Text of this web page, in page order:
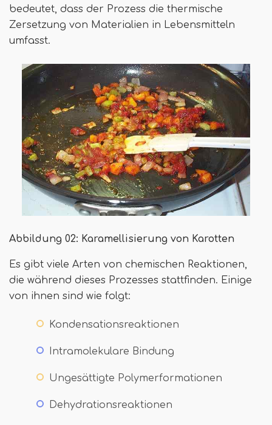
bedeutet, dass der Prozess die thermische
Zersetzung von Materialien in Lebensmitteln
umfasst.
Abbildung 02: Karamellisierung von Karotten
Es gibt viele Arten von chemischen Reaktionen,
die während dieses Prozesses stattfinden. Einige
von ihnen sind wie folgt:
Kondensationsreaktionen
Intramolekulare Bindung
Ungesättigte Polymerformationen
Dehydrationsreaktionen